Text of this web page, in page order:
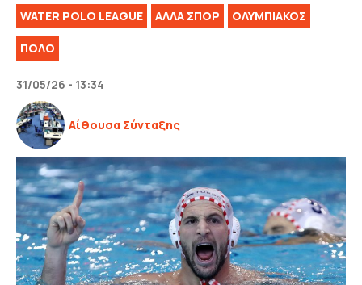
WATER POLO LEAGUE ΑΛΛΑ ΣΠΟΡ ΟΛΥΜΠΙΑΚΟΣ
ΠΟΛΟ
31/05/26 - 13:34
Αίθουσα Σύνταξης